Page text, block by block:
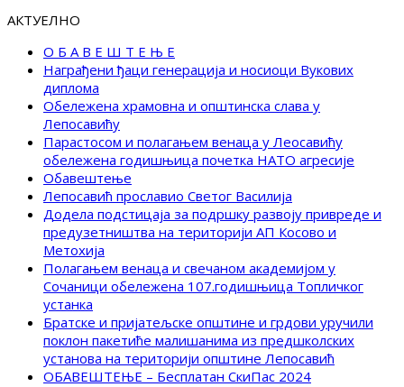
АКТУЕЛНО
О Б А В Е Ш Т Е Њ Е
Награђени ђаци генерација и носиоци Вукових
диплома
Обележена храмовна и општинска слава у
Лепосавићу
Парастосом и полагањем венаца у Леосавићу
обележена годишњица почетка НАТО агресије
Обавештење
Лепосавић прославио Светог Василија
Додела подстицаја за подршку развоју привреде и
предузетништва на територији АП Косово и
Метохија
Полагањем венаца и свечаном академијом у
Сочаници обележена 107.годишњица Топличког
устанка
Братске и пријатељске општине и грдови уручили
поклон пакетиће малишанима из предшколских
установа на територији општине Лепосавић
ОБАВЕШТЕЊЕ – Бесплатан СкиПас 2024